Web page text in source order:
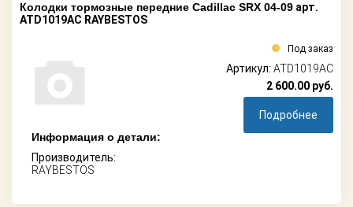
Колодки тормозные передние Cadillac SRX 04-09 арт.
ATD1019AC RAYBESTOS
Информация о детали:
Производитель:
RAYBESTOS
Под заказ
Артикул: ATD1019AC
2 600.00 руб.
Подробнее